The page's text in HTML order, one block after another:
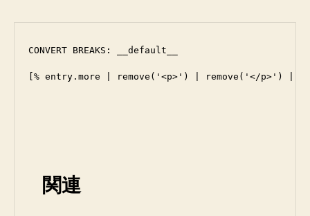
CONVERT BREAKS: __default__
[% entry.more | remove('<p>') | remove('</p>') |
関連